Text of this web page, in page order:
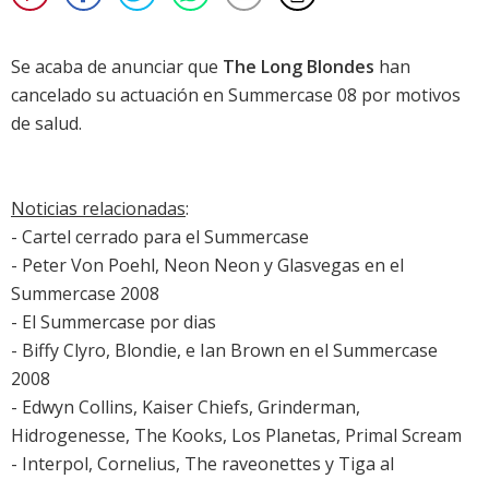
Se acaba de anunciar que The Long Blondes han
cancelado su actuación en Summercase 08 por motivos
de salud.
Noticias relacionadas:
- Cartel cerrado para el Summercase
- Peter Von Poehl, Neon Neon y Glasvegas en el
Summercase 2008
- El Summercase por dias
- Biffy Clyro, Blondie, e Ian Brown en el Summercase
2008
- Edwyn Collins, Kaiser Chiefs, Grinderman,
Hidrogenesse, The Kooks, Los Planetas, Primal Scream
- Interpol, Cornelius, The raveonettes y Tiga al